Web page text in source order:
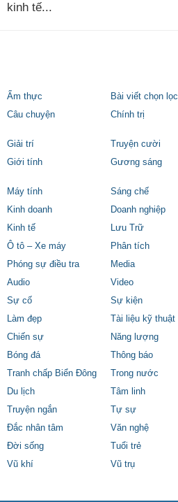
kinh tế...
Ẩm thực Bài viết chọn lọc
Câu chuyện
Chính trị
Giải trí
Truyện cười
Giới tính
Gương sáng
Máy tính
Sáng chế
Kinh doanh
Doanh nghiệp
Kinh tế
Lưu Trữ
Ô tô – Xe máy
Phân tích
Phóng sự điều tra
Media
Audio
Video
Sự cố
Sự kiện
Làm đẹp
Tài liệu kỹ thuật
Chiến sự
Năng lượng
Bóng đá
Thông báo
Tranh chấp Biển Đông
Trong nước
Du lịch
Tâm linh
Truyện ngắn
Tự sự
Đắc nhân tâm
Văn nghệ
Đời sống
Tuổi trẻ
Vũ khí
Vũ trụ